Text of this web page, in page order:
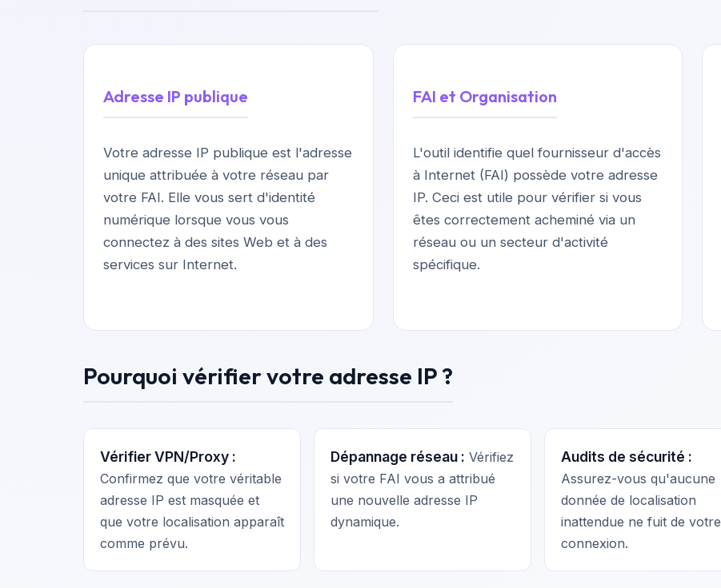
Adresse IP publique
Votre adresse IP publique est l'adresse
unique attribuée à votre réseau par
votre FAI. Elle vous sert d'identité
numérique lorsque vous vous
connectez à des sites Web et à des
services sur Internet.
FAI et Organisation
L'outil identifie quel fournisseur d'accès
à Internet (FAI) possède votre adresse
IP. Ceci est utile pour vérifier si vous
êtes correctement acheminé via un
réseau ou un secteur d'activité
spécifique.
Pourquoi vérifier votre adresse IP ?
Vérifier VPN/Proxy :
Confirmez que votre véritable
adresse IP est masquée et
que votre localisation apparaît
comme prévu.
Dépannage réseau : Vérifiez
si votre FAI vous a attribué
une nouvelle adresse IP
dynamique.
Audits de sécurité :
Assurez-vous qu'aucune
donnée de localisation
inattendue ne fuit de votre
connexion.